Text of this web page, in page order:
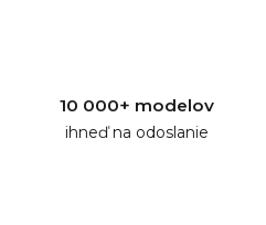
10 000+ modelov
ihneď na odoslanie